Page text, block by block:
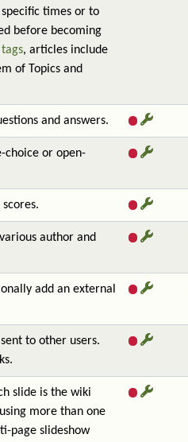
times or to
before becoming
tags, articles include
of Topics and
and answers.
choice or open-
author and
add an external
to other users.
slide is the wiki
more than one
page slideshow